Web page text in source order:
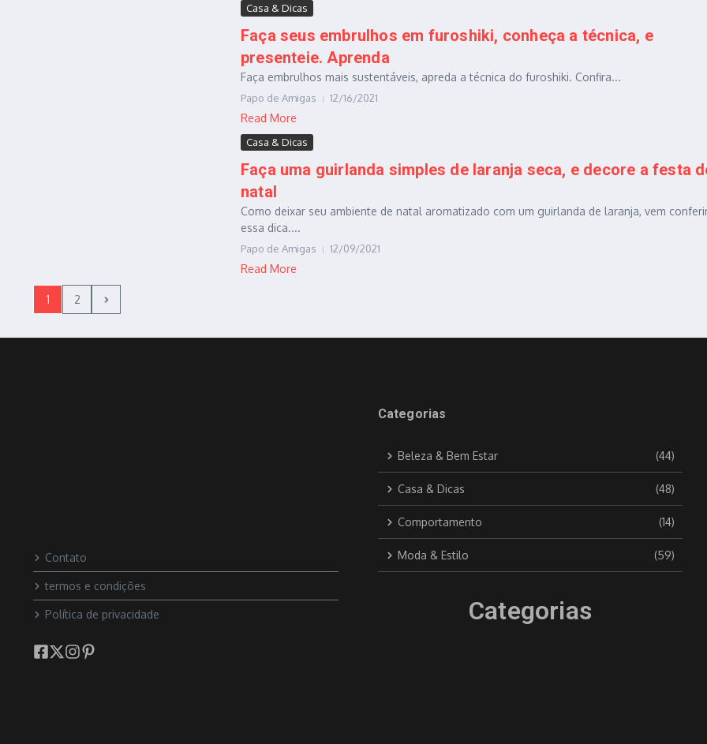
Casa & Dicas
Faça seus embrulhos em furoshiki, conheça a técnica, e
presenteie. Aprenda
Faça embrulhos mais sustentáveis, apreda a técnica do furoshiki. Confira...
Papo de Amigas 12/16/2021
Read More
Casa & Dicas
Faça uma guirlanda simples de laranja seca, e decore a festa
natal
Como deixar seu ambiente de natal aromatizado com um guirlanda de laranja, vem
essa dica....
Papo de Amigas 12/09/2021
Read More
1 2
Contato
termos e condições
Política de privacidade
Categorias
Beleza & Bem Estar (44)
Casa & Dicas (48)
Comportamento (14)
Moda & Estilo (59)
Categorias